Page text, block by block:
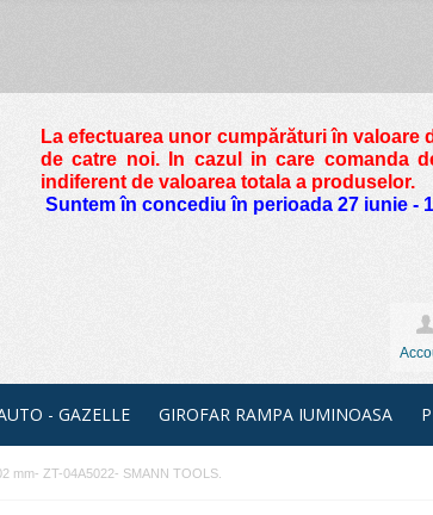
La efectuarea unor cumpărături în valoare
de catre noi. In cazul in care comanda
indiferent de valoarea totala a produselor.
Suntem în concediu în perioada 27 iunie -
- GAZELLE GIROFAR RAMPA IUMINOASA
mm- ZT-04A5022- SMANN TOOLS.